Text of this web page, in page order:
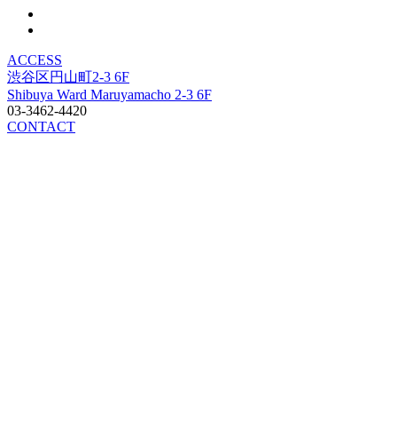
ACCESS
渋谷区円山町2-3 6F
Shibuya Ward Maruyamacho 2-3 6F
03-3462-4420
CONTACT